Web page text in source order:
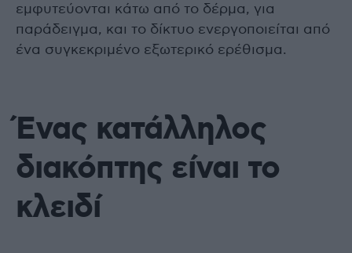
εμφυτεύονται κάτω από το δέρμα, για
παράδειγμα, και το δίκτυο ενεργοποιείται από
ένα συγκεκριμένο εξωτερικό ερέθισμα.
Ένας κατάλληλος
διακόπτης είναι το
κλειδί